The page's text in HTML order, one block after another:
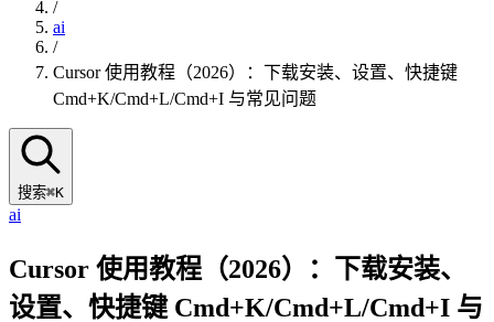
/
ai
/
Cursor 使用教程（2026）：下载安装、设置、快捷键
Cmd+K/Cmd+L/Cmd+I 与常见问题
搜索⌘K
ai
Cursor 使用教程（2026）：下载安装、
设置、快捷键 Cmd+K/Cmd+L/Cmd+I 与